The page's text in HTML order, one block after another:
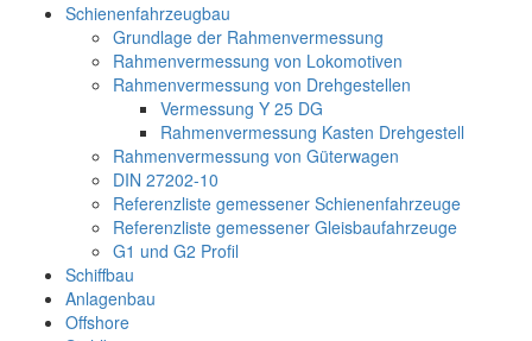
Schienenfahrzeugbau
Grundlage der Rahmenvermessung
Rahmenvermessung von Lokomotiven
Rahmenvermessung von Drehgestellen
Vermessung Y 25 DG
Rahmenvermessung Kasten Drehgestell
Rahmenvermessung von Güterwagen
DIN 27202-10
Referenzliste gemessener Schienenfahrzeuge
Referenzliste gemessener Gleisbaufahrzeuge
G1 und G2 Profil
Schiffbau
Anlagenbau
Offshore